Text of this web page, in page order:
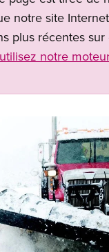
notre site
plus récentes sur
utilisez notre